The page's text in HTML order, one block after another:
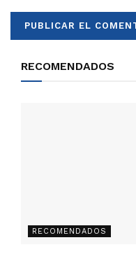
RECOMENDADOS
RECOMENDADOS